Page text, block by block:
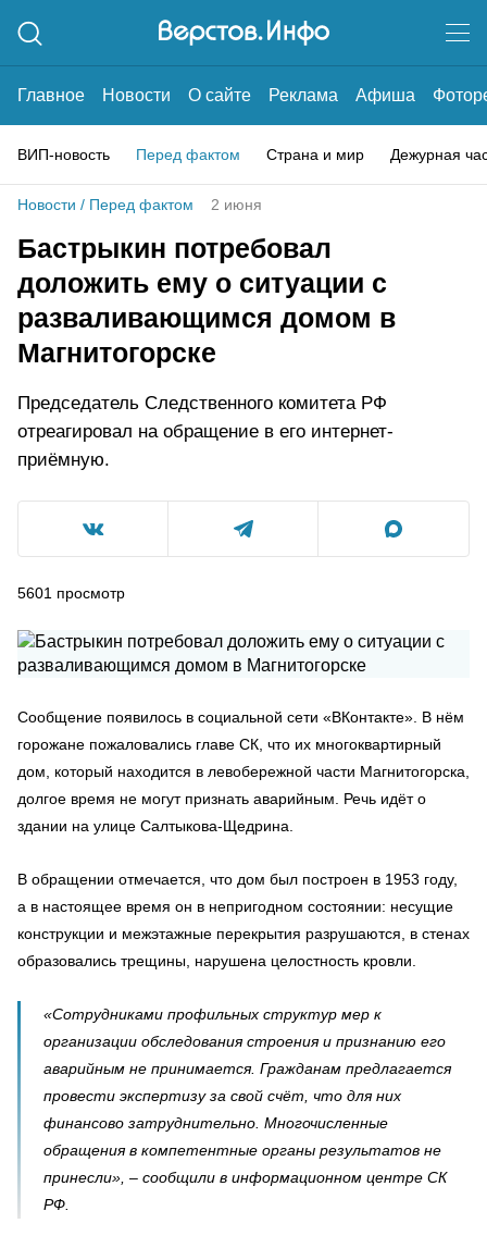
Главное Новости О сайте Реклама Афиша
ВИП-новость Перед фактом Страна и мир Дежурная
Новости / Перед фактом 2 июня
Бастрыкин потребовал
доложить ему о ситуации с
разваливающимся домом в
Магнитогорске
Председатель Следственного комитета РФ
отреагировал на обращение в его интернет-
приёмную.
5601 просмотр
Сообщение появилось в социальной сети «ВКонтакте». В нём
горожане пожаловались главе СК, что их многоквартирный
дом, который находится в левобережной части Магнитогорска,
долгое время не могут признать аварийным. Речь идёт о
здании на улице Салтыкова-Щедрина.
В обращении отмечается, что дом был построен в 1953 году,
а в настоящее время он в непригодном состоянии: несущие
конструкции и межэтажные перекрытия разрушаются, в стенах
образовались трещины, нарушена целостность кровли.
«Сотрудниками профильных структур мер к
организации обследования строения и признанию его
аварийным не принимается. Гражданам предлагается
провести экспертизу за свой счёт, что для них
финансово затруднительно. Многочисленные
обращения в компетентные органы результатов не
принесли», – сообщили в информационном центре СК
РФ.